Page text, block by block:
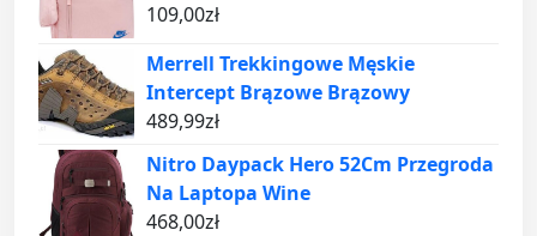
109,00zł
Merrell Trekkingowe Męskie
Intercept Brązowe Brązowy
489,99zł
Nitro Daypack Hero 52Cm Przegroda
Na Laptopa Wine
468,00zł